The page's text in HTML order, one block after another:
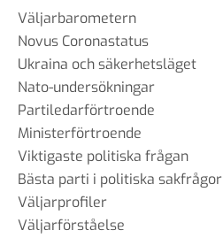
Väljarbarometern
Novus Coronastatus
Ukraina och säkerhetsläget
Nato-undersökningar
Partiledarförtroende
Ministerförtroende
Viktigaste politiska frågan
Bästa parti i politiska sakfrågor
Väljarprofiler
Väljarförståelse